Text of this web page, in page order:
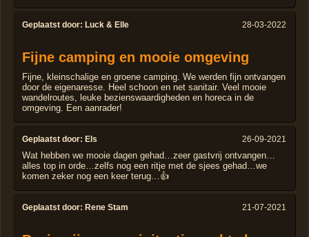
28-03-2022
Geplaatst door: Luck & Elle
Fijne camping en mooie omgeving
Fijne, kleinschalige en groene camping. We werden fijn ontvangen
door de eigenaresse. Heel schoon en net sanitair. Veel mooie
wandelroutes, leuke bezienswaardigheden en horeca in de
omgeving. Een aanrader!
26-09-2021
Geplaatst door: Els
Wat hebben we mooie dagen gehad…zeer gastvrij ontvangen…
alles top in orde…zelfs nog een ritje met de sjees gehad…we
komen zeker nog een keer terug…👍
21-07-2021
Geplaatst door: Rene Stam